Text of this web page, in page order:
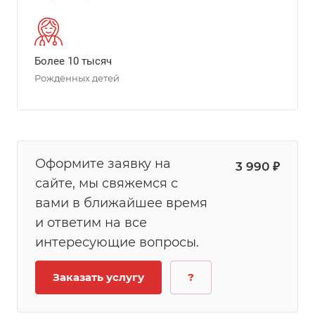
Более 10 тысяч
Рождённых детей
Оформите заявку на
сайте, мы свяжемся с
вами в ближайшее время
и ответим на все
интересующие вопросы.
3 990 ₽
Заказать услугу ?